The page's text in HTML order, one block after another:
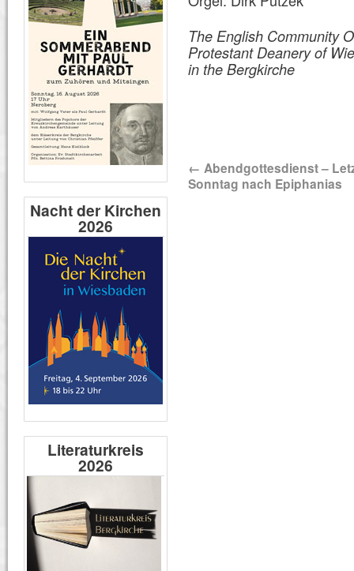
The English Community
Protestant Deanery of
in the Bergkirche
← Abendgottesdienst –
Sonntag nach Epiphanias
Nacht der Kirchen
2026
Literaturkreis
2026